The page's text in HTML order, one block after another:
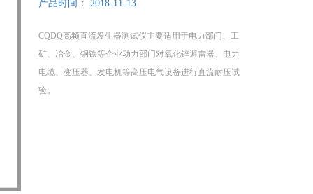
产品时间： 2018-11-13
CQDQ高频直流发生器测试仪主要适用于电力部门、工
矿、冶金、钢铁等企业动力部门对氧化锌避雷器、电力
电缆、变压器、发电机等高压电气设备进行直流耐压试
验。